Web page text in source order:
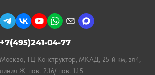
+7(495)241-04-77
Москва, ТЦ Конструктор, МКАД, 25-й км, вл4,
линия Ж, пав. 2.16/ пав. 1.15